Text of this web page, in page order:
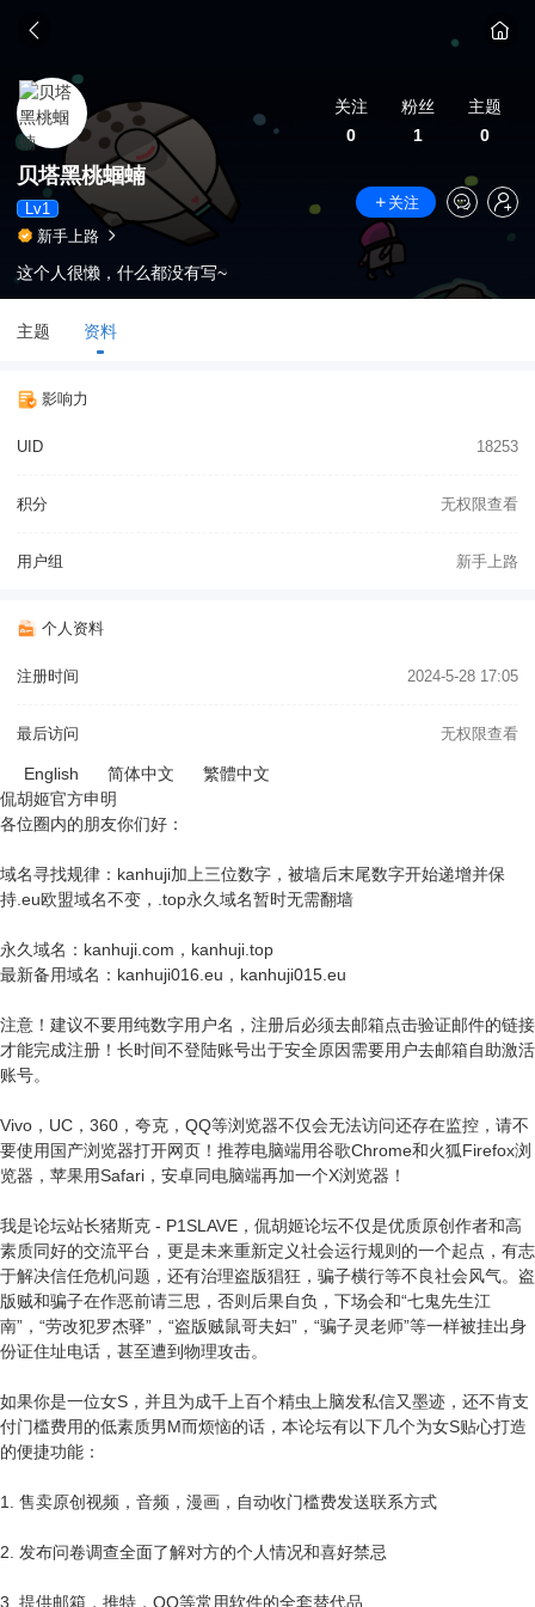
关注
0
粉丝
1
主题
0
贝塔黑桃蝈蝻
Lv1
关注
新手上路
这个人很懒，什么都没有写~
主题 资料
影响力
UID 18253
积分 无权限查看
用户组 新手上路
个人资料
注册时间 2024-5-28 17:05
最后访问 无权限查看
English 简体中文
繁體中文
侃胡姬官方申明
各位圈内的朋友你们好：
域名寻找规律：kanhuji加上三位数字，被墙后末尾数字开始递增并保
持.eu欧盟域名不变，.top永久域名暂时无需翻墙
永久域名：kanhuji.com，kanhuji.top
最新备用域名：kanhuji016.eu，kanhuji015.eu
注意！建议不要用纯数字用户名，注册后必须去邮箱点击验证邮件的链接
才能完成注册！长时间不登陆账号出于安全原因需要用户去邮箱自助激活
账号。
Vivo，UC，360，夸克，QQ等浏览器不仅会无法访问还存在监控，请不
要使用国产浏览器打开网页！推荐电脑端用谷歌Chrome和火狐Firefox浏
览器，苹果用Safari，安卓同电脑端再加一个X浏览器！
我是论坛站长猪斯克 - P1SLAVE，侃胡姬论坛不仅是优质原创作者和高
素质同好的交流平台，更是未来重新定义社会运行规则的一个起点，有志
于解决信任危机问题，还有治理盗版猖狂，骗子横行等不良社会风气。盗
版贼和骗子在作恶前请三思，否则后果自负，下场会和“七鬼先生江
南”，“劳改犯罗杰驿”，“盗版贼鼠哥夫妇”，“骗子灵老师”等一样被挂出身
份证住址电话，甚至遭到物理攻击。
如果你是一位女S，并且为成千上百个精虫上脑发私信又墨迹，还不肯支
付门槛费用的低素质男M而烦恼的话，本论坛有以下几个为女S贴心打造
的便捷功能：
1. 售卖原创视频，音频，漫画，自动收门槛费发送联系方式
2. 发布问卷调查全面了解对方的个人情况和喜好禁忌
3. 提供邮箱，推特，QQ等常用软件的全套替代品